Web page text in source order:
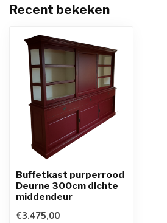
Recent bekeken
Buffetkast purperrood
Deurne 300cm dichte
middendeur
€3.475,00